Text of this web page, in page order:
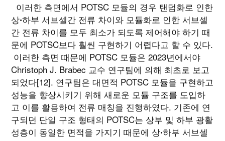
이러한 측면에서 POTSC 모듈의 경우 탠덤화로 인한
상ꞏ하부 서브셀간 전류 차이와 모듈화로 인한 서브셀
간 전류 차이를 모두 최소가 되도록 제어해야 하기 때
문에 POTSC보다 훨씬 구현하기 어렵다고 할 수 있다.
이러한 측면 때문에 POTSC 모듈은 2023년에서야
Christoph J. Brabec 교수 연구팀에 의해 최초로 보고
되었다[12]. 연구팀은 대면적 POTSC 모듈을 구현하고
성능을 향상시키기 위해 새로운 모듈 구조를 도입하
고 이를 활용하여 전류 매칭을 진행하였다. 기존에 연
구되던 단일 구조 형태의 POTSC는 상부 및 하부 광활
성층이 동일한 면적을 가지기 때문에 상ꞏ하부 서브셀